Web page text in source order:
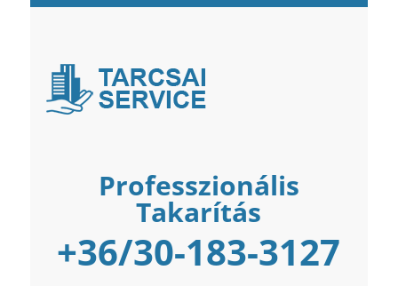
Professzionális
Takarítás
+36/30-183-3127